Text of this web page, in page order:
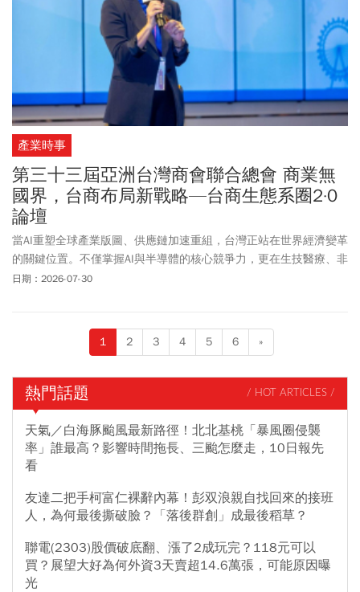
產業時事
第三十三屆亞洲台灣商會聯合總會 商業無
國界，台商布局新戰略—台商生態系圈2·0
論壇
當AI重塑全球產業版圖、供應鏈加速重組，台灣正站在世界經濟變革
的關鍵位置。不僅掌握AI與半導體的核心競爭力，更在生技醫療、非
紅供應鏈及無人機等兆元產業占有重要優勢。面對全球新局，台商
日期：2026-07-30
1 2 3 4 5 6 »
熱門話題 / HOT ARTICLES /
天氣／白海豚颱風最新路徑！北北基桃「暴風圈侵襲
率」誰最高？影響時間拖長、三颱怎麼走，10日報先
看
友達二把手柯富仁裸辭內幕！彭双浪親自找回來的接班
人，為何最後撕破臉？「落後群創」成最後稻草？
聯電(2303)股價破底翻、漲了2成玩完？118元可以
買？展望大好為何外資3天賣超14.6萬張，可能原因曝
光